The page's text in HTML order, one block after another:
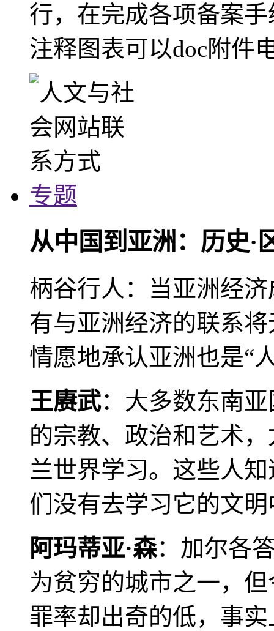
行，在完成各项备案
注释图表可以doc附件
专题
从中国到亚洲：历史·
柄谷行人：当亚洲经
有与亚洲经济的联系
情愿地承认亚洲也是“
王赓武：大多数东南
的宗教、政治和艺术
兰世界学习。这些人
们没有去学习它的文
阿玛蒂亚·森：加尔各
为贫穷的城市之一，
罪率却出奇的低，事